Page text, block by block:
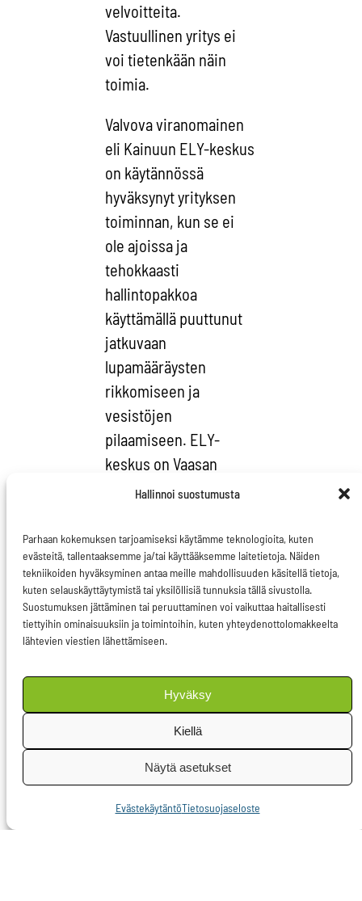
Hallinnoi suostumusta
Parhaan kokemuksen tarjoamiseksi käytämme teknologioita, kuten
evästeitä, tallentaaksemme ja/tai käyttääksemme laitetietoja. Näiden
tekniikoiden hyväksyminen antaa meille mahdollisuuden käsitellä tietoja,
kuten selauskäyttäytymistä tai yksilöllisiä tunnuksia tällä sivustolla.
Suostumuksen jättäminen tai peruuttaminen voi vaikuttaa haitallisesti
tiettyihin ominaisuuksiin ja toimintoihin, kuten yhteydenottolomakkeelta
lähtevien viestien lähettämiseen.
Hyväksy
Kiellä
Näytä asetukset
EvästekäytäntöTietosuojaseloste
velvoitteita.
Vastuullinen yritys ei
voi tietenkään näin
toimia.
Valvova viranomainen
eli Kainuun ELY-keskus
on käytännössä
hyväksynyt yrityksen
toiminnan, kun se ei
ole ajoissa ja
tehokkaasti
hallintopakkoa
käyttämällä puuttunut
jatkuvaan
lupamääräysten
rikkomiseen ja
vesistöjen
pilaamiseen. ELY-
keskus on Vaasan
hallinto-oikeuden
mukaan toiminut tältä
osin lainvastaisesti.
Ensisijassa yritys itse
on vastuussa siitä, että
se suunnittelee
toimintansa lain
vaatimusten
mukaiseksi. Talvivaara
ilmoitti eilen
peruuttavansa
käynnistävänsä